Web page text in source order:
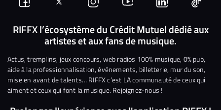
Suivez-
nous
Facebook
Suivez-
nous
sur
Twitter
Nous
rejoindre
sur
Instagram
Nous
rejoindre
sur
YouTube
Nous
rejoindre
sur
Linkedin
Nous
RIFFX l’écosystème du Crédit Mutuel dédié aux
artistes et aux fans de musique.
Actus, tremplins, jeux concours, web radios 100% musique, 0% pub,
aide à la professionnalisation, événements, billetterie, mur du son,
mise en avant de talents… RIFFX c’est LA communauté de ceux qui
aiment et ceux qui font la musique. Rejoignez-nous !